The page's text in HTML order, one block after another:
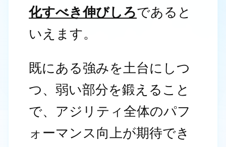
化すべき伸びしろであると
いえます。
既にある強みを土台にしつ
つ、弱い部分を鍛えること
で、アジリティ全体のパフ
ォーマンス向上が期待でき